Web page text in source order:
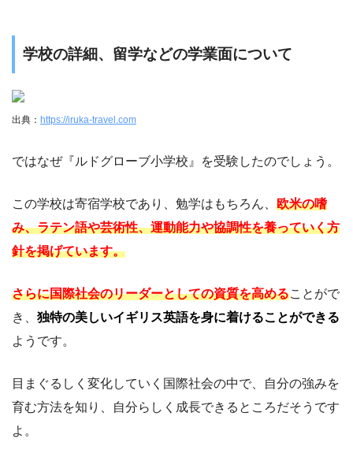
学校の詳細、留学などの学業面について
出典： https://iruka-travel.com
ではなぜ『ルドグローブ小学校』を受験したのでしょう。
この学校は寄宿学校であり、勉学はもちろん、 欧米の嗜
み、ラテン語や芸術性、運動能力や協調性を養っていく方
針を掲げています。
さらに国際社会のリーダーとしての資質を高めることがで
き、 独特の美しいイギリス英語を身に着けることができる
ようです。
目まぐるしく変化していく国際社会の中で、自分の強みを
育む方法を知り、自分らしく成長できるところだそうです
よ。